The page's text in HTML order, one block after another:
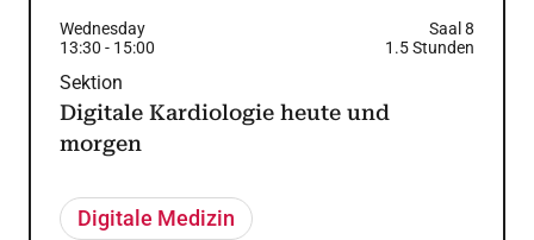
Wednesday
Saal 8
13:30 - 15:00 1.5Stunden
Sektion
Digitale Kardiologie heute und
morgen
Digitale Medizin